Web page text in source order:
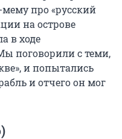
мему про «русский
на острове
в ходе
поговорили с теми,
и попытались
и отчего он мог